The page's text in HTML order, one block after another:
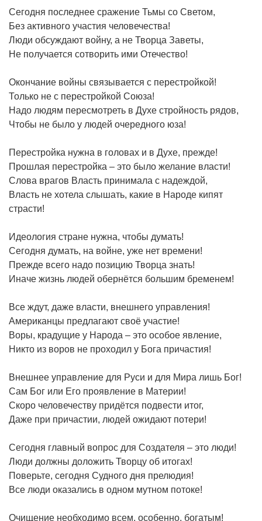
Сегодня последнее сражение Тьмы со Светом,
Без активного участия человечества!
Люди обсуждают войну, а не Творца Заветы,
Не получается сотворить ими Отечество!
Окончание войны связывается с перестройкой!
Только не с перестройкой Союза!
Надо людям пересмотреть в Духе стройность рядов,
Чтобы не было у людей очередного юза!
Перестройка нужна в головах и в Духе, прежде!
Прошлая перестройка – это было желание власти!
Слова врагов Власть принимала с надеждой,
Власть не хотела слышать, какие в Народе кипят
страсти!
Идеология стране нужна, чтобы думать!
Сегодня думать, на войне, уже нет времени!
Прежде всего надо позицию Творца знать!
Иначе жизнь людей обернётся большим бременем!
Все ждут, даже власти, внешнего управления!
Американцы предлагают своё участие!
Воры, крадущие у Народа – это особое явление,
Никто из воров не проходил у Бога причастия!
Внешнее управление для Руси и для Мира лишь Бог!
Сам Бог или Его проявление в Материи!
Скоро человечеству придётся подвести итог,
Даже при причастии, людей ожидают потери!
Сегодня главный вопрос для Создателя – это люди!
Люди должны доложить Творцу об итогах!
Поверьте, сегодня Судного дня прелюдия!
Все люди оказались в одном мутном потоке!
Очищение необходимо всем, особенно, богатым!